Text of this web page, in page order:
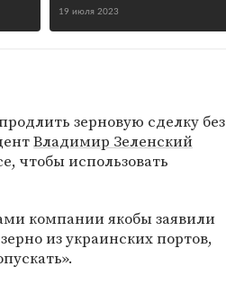
19 июля 2023
зерновую сделку без
Владимир Зеленский
чтобы использовать
компании якобы заявили
из украинских портов,